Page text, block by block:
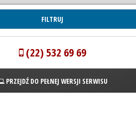
(22) 532 69 69
PRZEJDŹ DO PEŁNEJ WERSJI SERWISU